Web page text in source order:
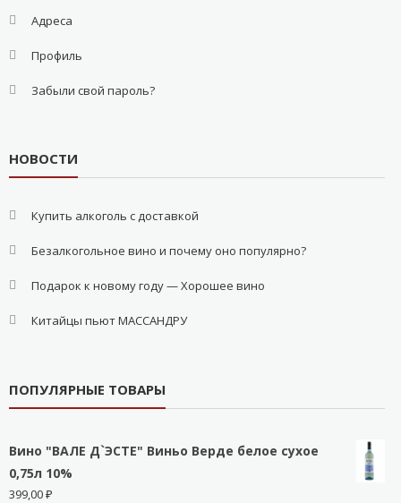
Адреса
Профиль
Забыли свой пароль?
НОВОСТИ
Купить алкоголь с доставкой
Безалкогольное вино и почему оно популярно?
Подарок к новому году — Хорошее вино
Китайцы пьют МАССАНДРУ
ПОПУЛЯРНЫЕ ТОВАРЫ
Вино "ВАЛЕ Д`ЭСТЕ" Виньо Верде белое сухое
0,75л 10%
399,00₽